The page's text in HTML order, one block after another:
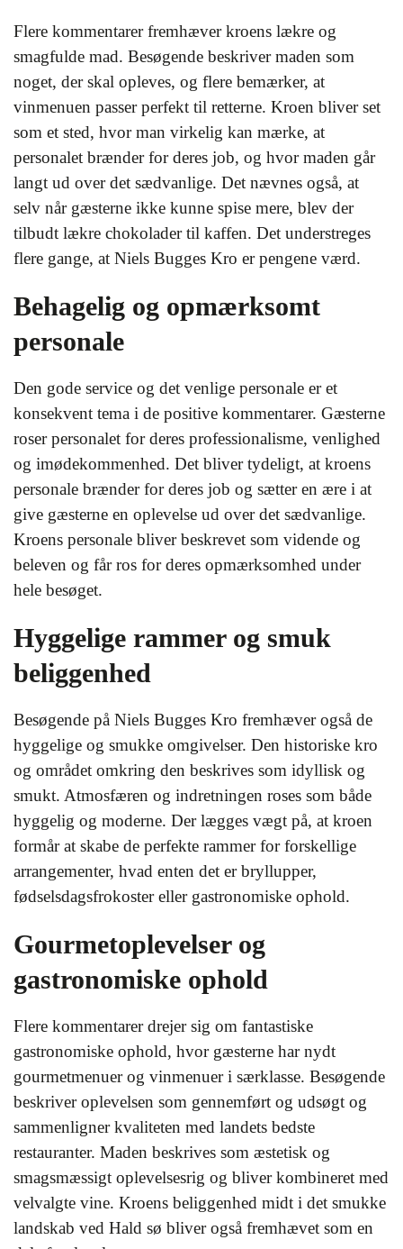
Flere kommentarer fremhæver kroens lækre og
smagfulde mad. Besøgende beskriver maden som
noget, der skal opleves, og flere bemærker, at
vinmenuen passer perfekt til retterne. Kroen bliver set
som et sted, hvor man virkelig kan mærke, at
personalet brænder for deres job, og hvor maden går
langt ud over det sædvanlige. Det nævnes også, at
selv når gæsterne ikke kunne spise mere, blev der
tilbudt lækre chokolader til kaffen. Det understreges
flere gange, at Niels Bugges Kro er pengene værd.
Behagelig og opmærksomt
personale
Den gode service og det venlige personale er et
konsekvent tema i de positive kommentarer. Gæsterne
roser personalet for deres professionalisme, venlighed
og imødekommenhed. Det bliver tydeligt, at kroens
personale brænder for deres job og sætter en ære i at
give gæsterne en oplevelse ud over det sædvanlige.
Kroens personale bliver beskrevet som vidende og
beleven og får ros for deres opmærksomhed under
hele besøget.
Hyggelige rammer og smuk
beliggenhed
Besøgende på Niels Bugges Kro fremhæver også de
hyggelige og smukke omgivelser. Den historiske kro
og området omkring den beskrives som idyllisk og
smukt. Atmosfæren og indretningen roses som både
hyggelig og moderne. Der lægges vægt på, at kroen
formår at skabe de perfekte rammer for forskellige
arrangementer, hvad enten det er bryllupper,
fødselsdagsfrokoster eller gastronomiske ophold.
Gourmetoplevelser og
gastronomiske ophold
Flere kommentarer drejer sig om fantastiske
gastronomiske ophold, hvor gæsterne har nydt
gourmetmenuer og vinmenuer i særklasse. Besøgende
beskriver oplevelsen som gennemført og udsøgt og
sammenligner kvaliteten med landets bedste
restauranter. Maden beskrives som æstetisk og
smagsmæssigt oplevelsesrig og bliver kombineret med
velvalgte vine. Kroens beliggenhed midt i det smukke
landskab ved Hald sø bliver også fremhævet som en